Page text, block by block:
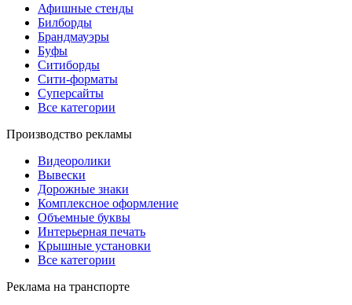
Афишные стенды
Билборды
Брандмауэры
Буфы
Ситиборды
Сити-форматы
Суперсайты
Все категории
Производство рекламы
Видеоролики
Вывески
Дорожные знаки
Комплексное оформление
Объемные буквы
Интерьерная печать
Крышные установки
Все категории
Реклама на транспорте